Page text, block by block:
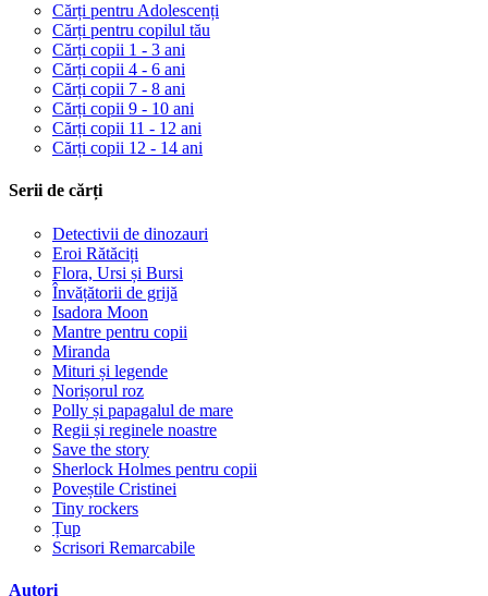
Cărți pentru Adolescenți
Cărți pentru copilul tău
Cărți copii 1 - 3 ani
Cărți copii 4 - 6 ani
Cărți copii 7 - 8 ani
Cărți copii 9 - 10 ani
Cărți copii 11 - 12 ani
Cărți copii 12 - 14 ani
Serii de cărți
Detectivii de dinozauri
Eroi Rătăciți
Flora, Ursi și Bursi
Învățătorii de grijă
Isadora Moon
Mantre pentru copii
Miranda
Mituri și legende
Norișorul roz
Polly și papagalul de mare
Regii și reginele noastre
Save the story
Sherlock Holmes pentru copii
Poveștile Cristinei
Tiny rockers
Țup
Scrisori Remarcabile
Autori